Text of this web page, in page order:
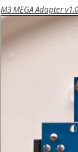
M3 MEGA Adapter